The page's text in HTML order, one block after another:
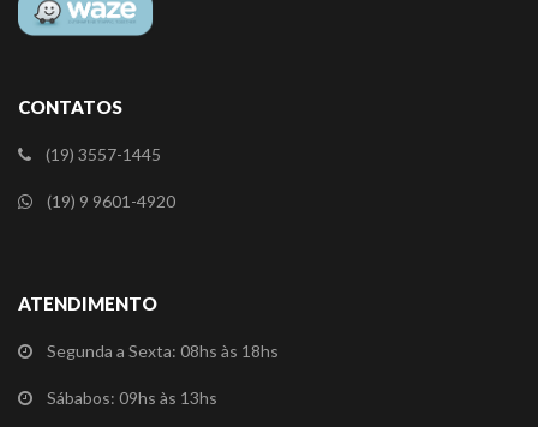
CONTATOS
(19) 3557-1445
(19) 9 9601-4920
ATENDIMENTO
Segunda a Sexta: 08hs às 18hs
Sábabos: 09hs às 13hs